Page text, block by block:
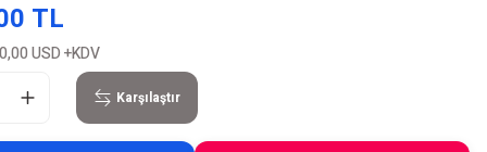
TL
0,00 USD+KDV
Karşılaştır